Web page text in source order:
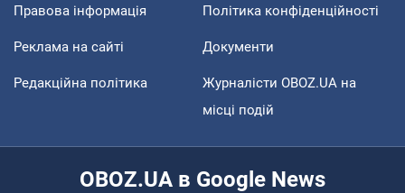
Правова інформація Політика конфіденційності
Реклама на сайті Документи
Редакційна політика
Журналісти OBOZ.UA на
місці подій
OBOZ.UA в Google News